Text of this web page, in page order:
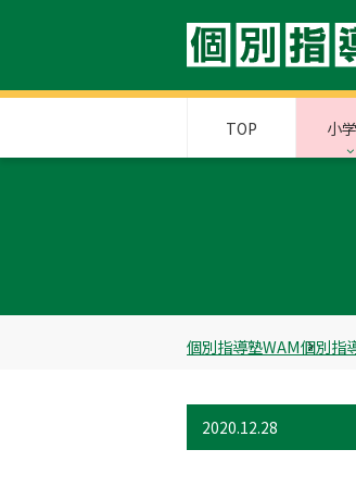
TOP 小
個別指導塾WAM個別指
2020.12.28